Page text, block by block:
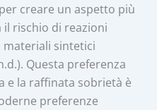
creare un aspetto più
il rischio di reazioni
materiali sintetici
Questa preferenza
e la raffinata sobrietà è
preferenze